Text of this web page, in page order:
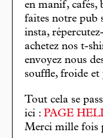
en manif, cafés,
faites notre pub
insta,
achetez nos t-
envoyez nous
souffle, froide et
Tout cela se
ici : PAGE
Merci mille fois